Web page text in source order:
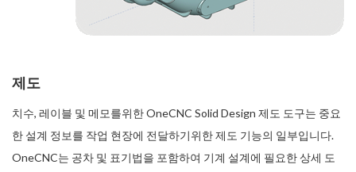
제도
치수, 레이블 및 메모를위한 OneCNC Solid Design 제도 도구는 중요
한 설계 정보를 작업 현장에 전달하기위한 제도 기능의 일부입니다.
OneCNC는 공차 및 표기법을 포함하여 기계 설계에 필요한 상세 도